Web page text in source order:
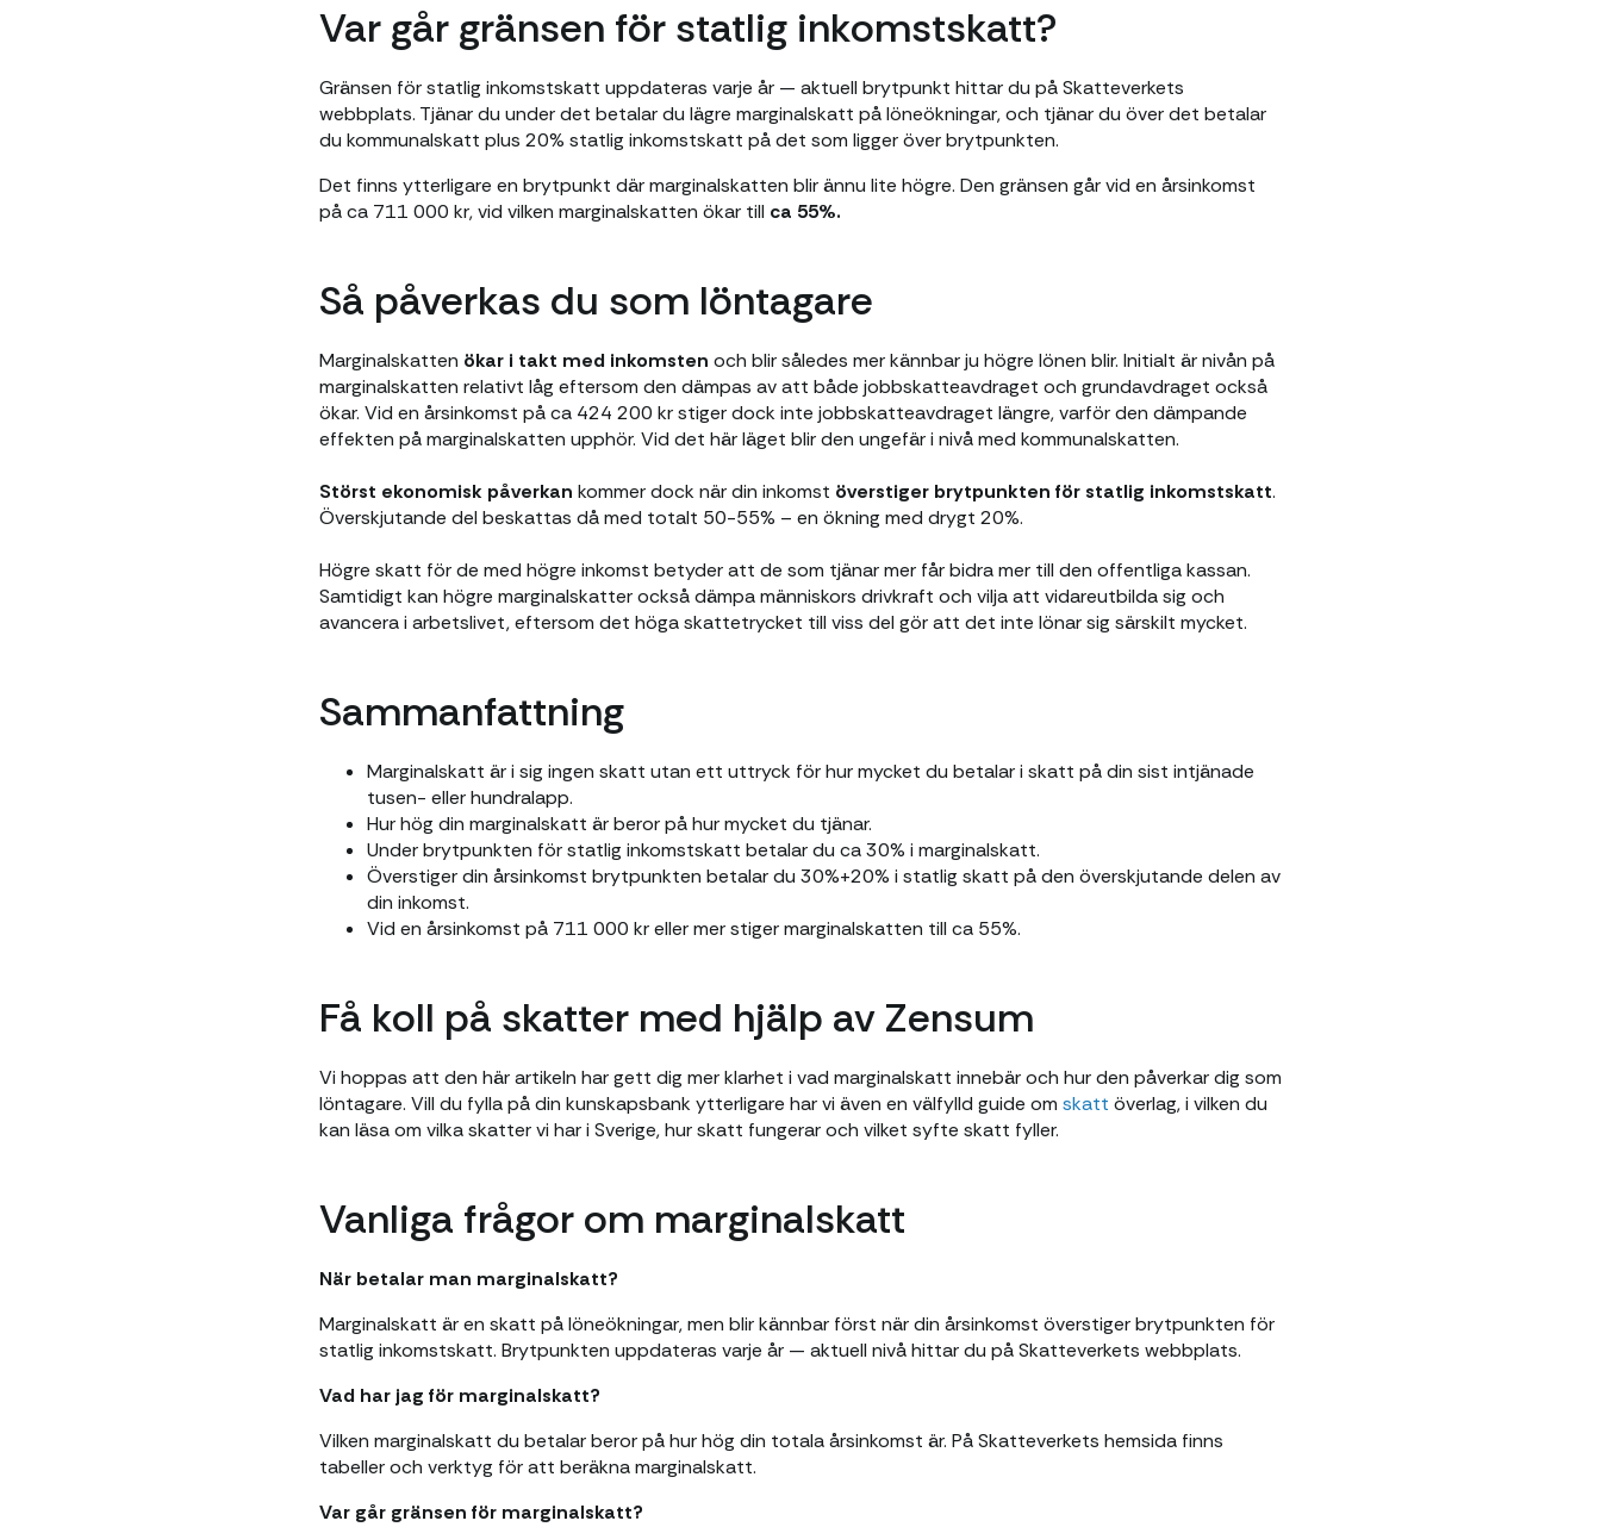
Var går gränsen för statlig inkomstskatt?
Gränsen för statlig inkomstskatt uppdateras varje år — aktuell brytpunkt hittar du på Skatteverkets
webbplats. Tjänar du under det betalar du lägre marginalskatt på löneökningar, och tjänar du över det betalar
du kommunalskatt plus 20% statlig inkomstskatt på det som ligger över brytpunkten.
Det finns ytterligare en brytpunkt där marginalskatten blir ännu lite högre. Den gränsen går vid en årsinkomst
på ca 711 000 kr, vid vilken marginalskatten ökar till ca 55%.
Så påverkas du som löntagare
Marginalskatten ökar i takt med inkomsten och blir således mer kännbar ju högre lönen blir. Initialt är nivån på
marginalskatten relativt låg eftersom den dämpas av att både jobbskatteavdraget och grundavdraget också
ökar. Vid en årsinkomst på ca 424 200 kr stiger dock inte jobbskatteavdraget längre, varför den dämpande
effekten på marginalskatten upphör. Vid det här läget blir den ungefär i nivå med kommunalskatten.
Störst ekonomisk påverkan kommer dock när din inkomst överstiger brytpunkten för statlig inkomstskatt.
Överskjutande del beskattas då med totalt 50-55% – en ökning med drygt 20%.
Högre skatt för de med högre inkomst betyder att de som tjänar mer får bidra mer till den offentliga kassan.
Samtidigt kan högre marginalskatter också dämpa människors drivkraft och vilja att vidareutbilda sig och
avancera i arbetslivet, eftersom det höga skattetrycket till viss del gör att det inte lönar sig särskilt mycket.
Sammanfattning
Marginalskatt är i sig ingen skatt utan ett uttryck för hur mycket du betalar i skatt på din sist intjänade
tusen- eller hundralapp.
Hur hög din marginalskatt är beror på hur mycket du tjänar.
Under brytpunkten för statlig inkomstskatt betalar du ca 30% i marginalskatt.
Överstiger din årsinkomst brytpunkten betalar du 30%+20% i statlig skatt på den överskjutande delen av
din inkomst.
Vid en årsinkomst på 711 000 kr eller mer stiger marginalskatten till ca 55%.
Få koll på skatter med hjälp av Zensum
Vi hoppas att den här artikeln har gett dig mer klarhet i vad marginalskatt innebär och hur den påverkar dig som
löntagare. Vill du fylla på din kunskapsbank ytterligare har vi även en välfylld guide om skatt överlag, i vilken du
kan läsa om vilka skatter vi har i Sverige, hur skatt fungerar och vilket syfte skatt fyller.
Vanliga frågor om marginalskatt
När betalar man marginalskatt?
Marginalskatt är en skatt på löneökningar, men blir kännbar först när din årsinkomst överstiger brytpunkten för
statlig inkomstskatt. Brytpunkten uppdateras varje år — aktuell nivå hittar du på Skatteverkets webbplats.
Vad har jag för marginalskatt?
Vilken marginalskatt du betalar beror på hur hög din totala årsinkomst är. På Skatteverkets hemsida finns
tabeller och verktyg för att beräkna marginalskatt.
Var går gränsen för marginalskatt?